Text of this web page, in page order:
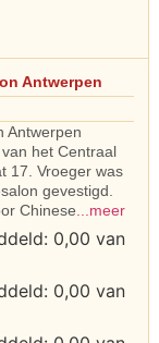
Antwerpen
Antwerpen
het Centraal
17. Vroeger was
gevestigd.
Chinese...meer